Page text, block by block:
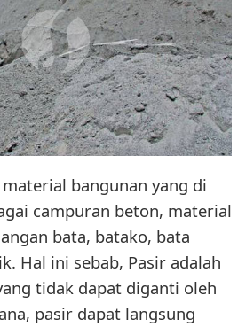
bangunan yang di
campuran beton, material
bata, batako, bata
Hal ini sebab, Pasir adalah
tidak dapat diganti oleh
pasir dapat langsung